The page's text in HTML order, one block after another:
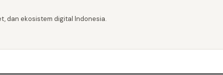
dan ekosistem digital Indonesia.